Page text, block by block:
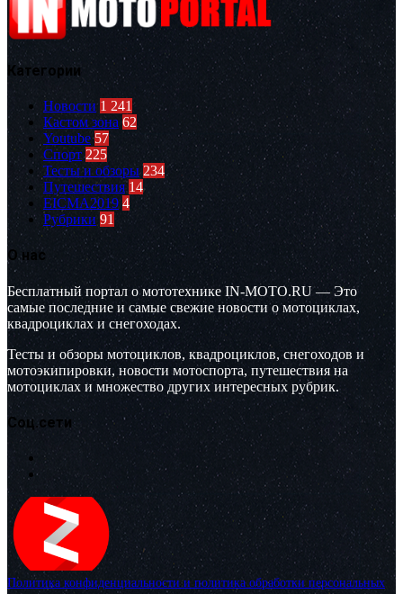
Категории
Новости 1 241
Кастом зона 62
Youtube 57
Спорт 225
Тесты и обзоры 234
Путешествия 14
EICMA2019 4
Рубрики 91
О нас
Бесплатный портал о мототехнике IN-MOTO.RU — Это
самые последние и самые свежие новости о мотоциклах,
квадроциклах и снегоходах.
Тесты и обзоры мотоциклов, квадроциклов, снегоходов и
мотоэкипировки, новости мотоспорта, путешествия на
мотоциклах и множество других интересных рубрик.
Соц.сети
Политика конфиденциальности и политика обработки персональных